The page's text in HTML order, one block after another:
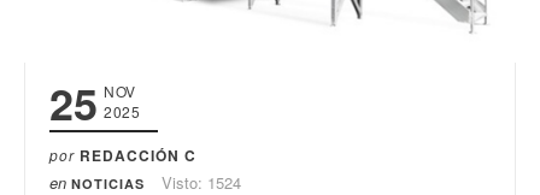
25 NOV
2025
por REDACCIÓN C
en NOTICIAS Visto: 1524